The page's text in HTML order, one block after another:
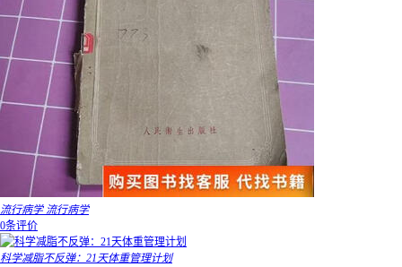
流行病学 流行病学
0条评价
科学减脂不反弹：21天体重管理计划